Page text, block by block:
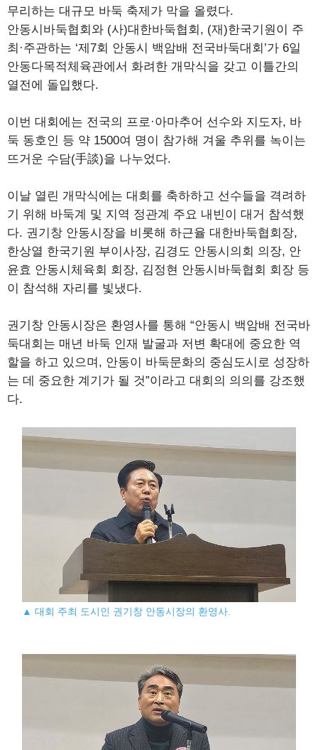
무리하는 대규모 바둑 축제가 막을 올렸다.
안동시바둑협회와 (사)대한바둑협회, (재)한국기원이 주
최·주관하는 ‘제7회 안동시 백암배 전국바둑대회’가 6일
안동다목적체육관에서 화려한 개막식을 갖고 이틀간의
열전에 돌입했다.
이번 대회에는 전국의 프로·아마추어 선수와 지도자, 바
둑 동호인 등 약 1500여 명이 참가해 겨울 추위를 녹이는
뜨거운 수담(手談)을 나누었다.
이날 열린 개막식에는 대회를 축하하고 선수들을 격려하
기 위해 바둑계 및 지역 정관계 주요 내빈이 대거 참석했
다. 권기창 안동시장을 비롯해 하근율 대한바둑협회장,
한상열 한국기원 부이사장, 김경도 안동시의회 의장, 안
윤효 안동시체육회 회장, 김정현 안동시바둑협회 회장 등
이 참석해 자리를 빛냈다.
권기창 안동시장은 환영사를 통해 “안동시 백암배 전국바
둑대회는 매년 바둑 인재 발굴과 저변 확대에 중요한 역
할을 하고 있으며, 안동이 바둑문화의 중심도시로 성장하
는 데 중요한 계기가 될 것”이라고 대회의 의의를 강조했
다.
▲ 대회 주최 도시인 권기창 안동시장의 환영사.